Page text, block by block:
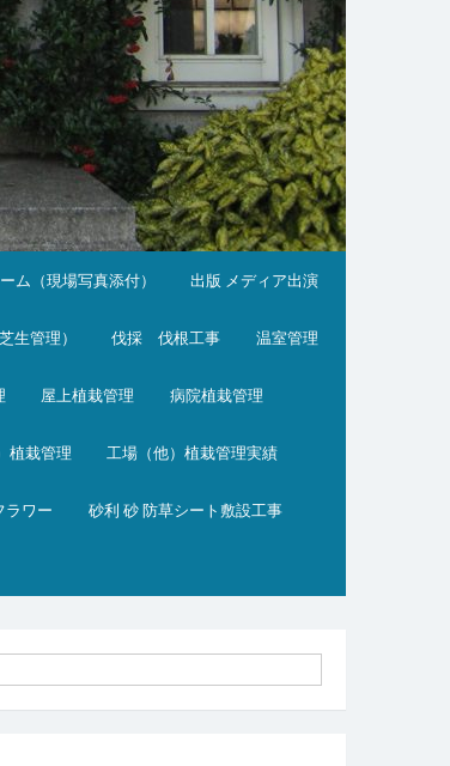
ム（現場写真添付） 出版 メディア出演
生管理） 伐採 伐根工事 温室管理
屋上植栽管理 病院植栽管理
植栽管理 工場（他）植栽管理実績
ラワー 砂利 砂 防草シート敷設工事